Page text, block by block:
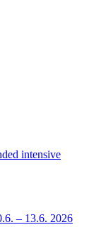
intensive
– 13.6. 2026